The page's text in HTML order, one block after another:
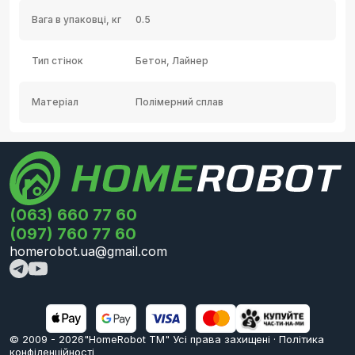
Вага в упаковці, кг 0.5
Тип стінок Бетон, Лайнер
Матеріал Полімерний сплав
(063) 660 77 60
(097) 760 77 60
homerobot.ua@gmail.com
© 2009 - 2026"HomeRobot ТМ" Усi права захищені · Політика
конфіденційності